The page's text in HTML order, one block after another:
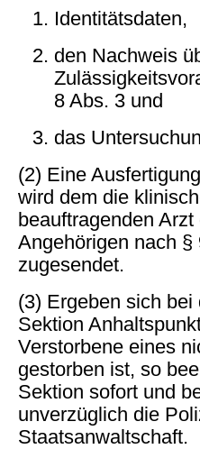
Identitätsdaten,
den Nachweis
8 Abs. 3 und
das
(2) Eine
wird dem die
beauftragenden Arzt
Angehörigen nach
zugesendet.
(3) Ergeben sich bei
Sektion
Verstorbene eines
gestorben ist, so
Sektion sofort und
unverzüglich die
Staatsanwaltschaft.